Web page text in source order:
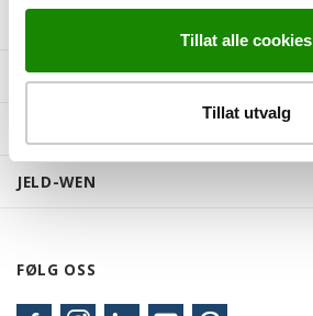
Tillat alle cookies
Tillat utvalg
INSPIRASJON
JELD-WEN
FØLG OSS